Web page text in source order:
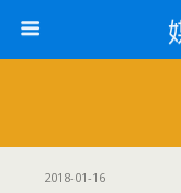
2018-01-16